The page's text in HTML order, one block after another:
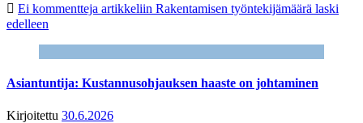
Ei kommentteja artikkeliin Rakentamisen työntekijämäärä laski
edelleen
Asiantuntija: Kustannusohjauksen haaste on johtaminen
Kirjoitettu 30.6.2026